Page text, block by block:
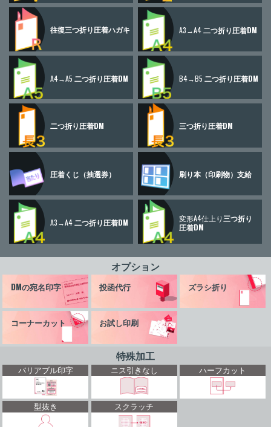
往復三つ折り圧着ハガキ A3→A4二つ折り圧着DM
A4→A5 二つ折り圧着DM B4→B5 二つ折り圧着DM
二つ折り圧着DM 三つ折り圧着DM
圧着くじ （抽選券） 刷り本（印刷物） 支給
A3→A4二つ折り圧着DM 変形A4仕上り 三つ折り
圧着DM
オプション
DMの宛名印字 投函代行 ズラシ折り
コーナーカット お試し印刷
特殊加工
バリアブル印字 ニス引きなし ハーフカット
型抜き スクラッチ